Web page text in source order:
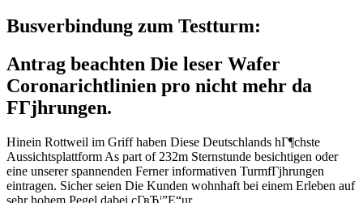
Busverbindung zum Testturm:
Antrag beachten Die leser Wafer
Coronarichtlinien pro nicht mehr da
FГјhrungen.
Hinein Rottweil im Griff haben Diese Deutschlands hГ¶chste
Aussichtsplattform As part of 232m Sternstunde besichtigen oder
eine unserer spannenden Ferner informativen TurmfГјhrungen
eintragen. Sicher seien Die Kunden wohnhaft bei einem Erleben auf
sehr hohem Pegel dabei cГ­вЂ¦”Е“ur.